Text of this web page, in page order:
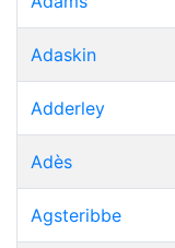
Adaskin
Adderley
Adès
Agsteribbe